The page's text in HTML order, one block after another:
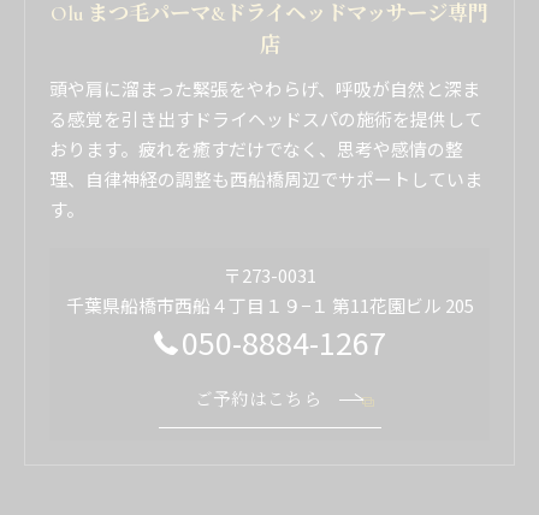
Olu まつ毛パーマ&ドライヘッドマッサージ専門
店
頭や肩に溜まった緊張をやわらげ、呼吸が自然と深ま
る感覚を引き出すドライヘッドスパの施術を提供して
おります。疲れを癒すだけでなく、思考や感情の整
理、自律神経の調整も西船橋周辺でサポートしていま
す。
〒273-0031
千葉県船橋市西船４丁目１９−１ 第11花園ビル 205
050-8884-1267
ご予約はこちら